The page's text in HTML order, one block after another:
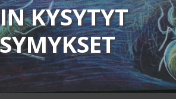
KYSYTYT